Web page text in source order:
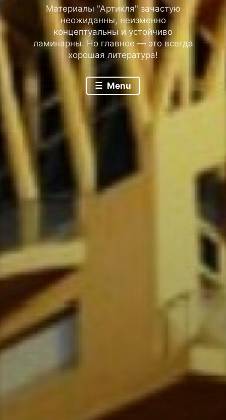
Материалы "Артикля" зачастую
неожиданны, неизменно
концептуальны и устойчиво
ламинарны. Но главное — это всегда
хорошая литература!
Menu